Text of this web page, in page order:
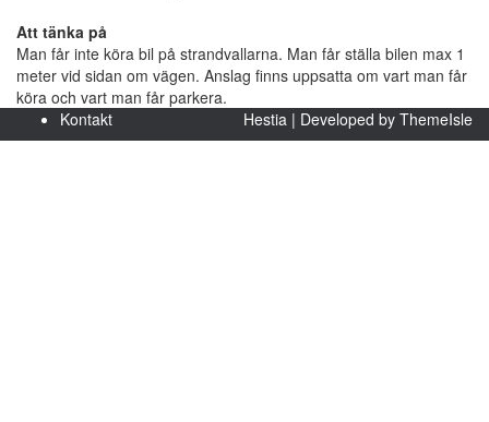
Att tänka på
Man får inte köra bil på strandvallarna. Man får ställa bilen max 1
meter vid sidan om vägen. Anslag finns uppsatta om vart man får
köra och vart man får parkera.
Kontakt
Hestia | Developed by ThemeIsle